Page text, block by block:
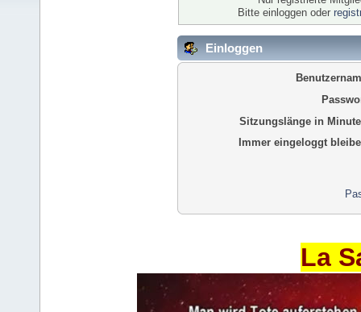
Bitte einloggen oder
Einloggen
Sitzungslänge in
Immer eingeloggt
La